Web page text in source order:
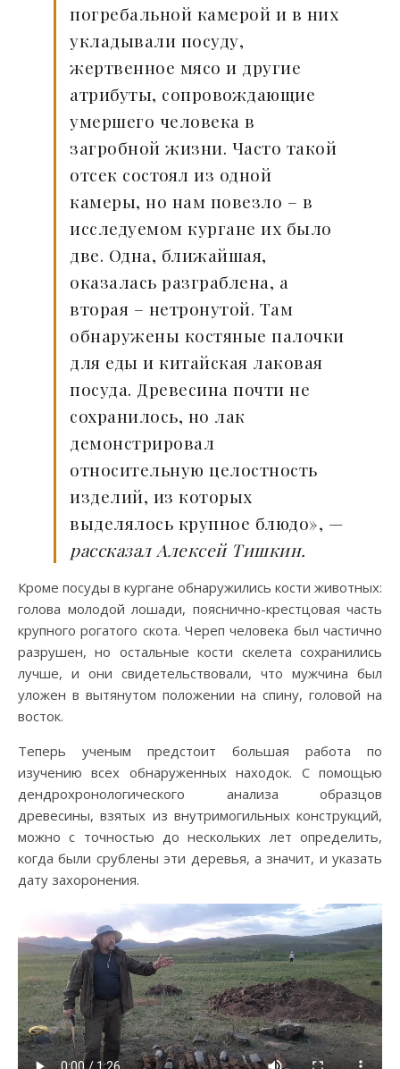
погребальной камерой и в них
укладывали посуду,
жертвенное мясо и другие
атрибуты, сопровождающие
умершего человека в
загробной жизни. Часто такой
отсек состоял из одной
камеры, но нам повезло – в
исследуемом кургане их было
две. Одна, ближайшая,
оказалась разграблена, а
вторая – нетронутой. Там
обнаружены костяные палочки
для еды и китайская лаковая
посуда. Древесина почти не
сохранилось, но лак
демонстрировал
относительную целостность
изделий, из которых
выделялось крупное блюдо», —
рассказал Алексей Тишкин.
Кроме посуды в кургане обнаружились кости животных:
голова молодой лошади, пояснично-крестцовая часть
крупного рогатого скота. Череп человека был частично
разрушен, но остальные кости скелета сохранились
лучше, и они свидетельствовали, что мужчина был
уложен в вытянутом положении на спину, головой на
восток.
Теперь ученым предстоит большая работа по
изучению всех обнаруженных находок. С помощью
дендрохронологического анализа образцов
древесины, взятых из внутримогильных конструкций,
можно с точностью до нескольких лет определить,
когда были срублены эти деревья, а значит, и указать
дату захоронения.